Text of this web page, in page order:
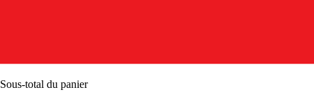
Sous-total du panier